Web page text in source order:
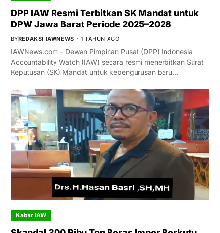
DPP IAW Resmi Terbitkan SK Mandat untuk
DPW Jawa Barat Periode 2025–2028
BYREDAKSI IAWNEWS 1 TAHUN AGO
IAWNews.com – Dewan Pimpinan Pusat (DPP) Indonesia
Accountability Watch (IAW) secara resmi menerbitkan Surat
Keputusan (SK) Mandat untuk kepengurusan baru…
Kabar IAW